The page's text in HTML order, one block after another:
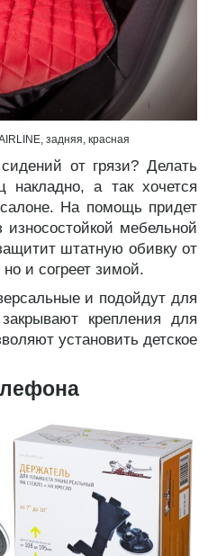
задняя, красная
от грязи? Делать
накладно, а так хочется
На помощь придет
мебельной
штатную обивку от
и согреет зимой.
и подойдут для
крепления для
установить детское